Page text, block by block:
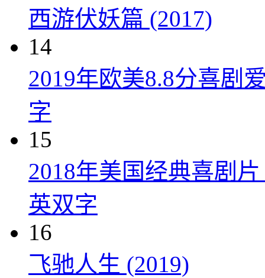
西游伏妖篇 (2017)
14
2019年欧美8.8分喜剧
字
15
2018年美国经典喜剧
英双字
16
飞驰人生 (2019)